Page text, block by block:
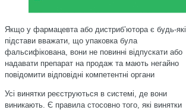
Якщо у фармацевта або дистриб’ютора є будь-які
підстави вважати, що упаковка була
фальсифікована, вони не повинні відпускати або
надавати препарат на продаж та мають негайно
повідомити відповідні компетентні органи
Усі винятки реєструються в системі, де вони
виникають. Є правила стосовно того, які винятки